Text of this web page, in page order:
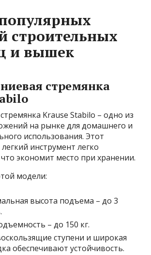
строительных
и вышек
стремянка
Krause Stabilo – одно из
на рынке для домашнего и
использования. Этот
инструмент легко
что экономит место при хранении.
модели:
высота подъема – до 3
– до 150 кг.
ступени и широкая
обеспечивают устойчивость.